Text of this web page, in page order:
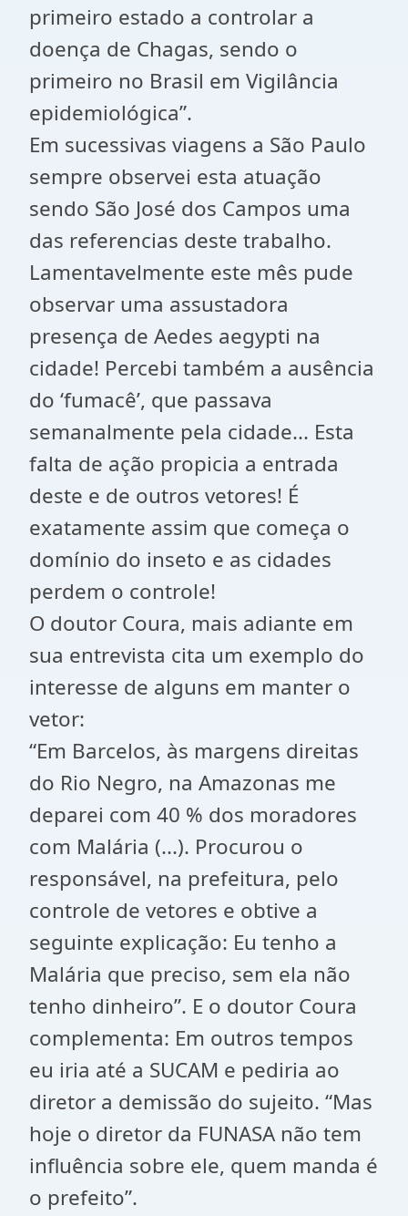
primeiro estado a controlar a
doença de Chagas, sendo o
primeiro no Brasil em Vigilância
epidemiológica”.
Em sucessivas viagens a São Paulo
sempre observei esta atuação
sendo São José dos Campos uma
das referencias deste trabalho.
Lamentavelmente este mês pude
observar uma assustadora
presença de Aedes aegypti na
cidade! Percebi também a ausência
do ‘fumacê’, que passava
semanalmente pela cidade... Esta
falta de ação propicia a entrada
deste e de outros vetores! É
exatamente assim que começa o
domínio do inseto e as cidades
perdem o controle!
O doutor Coura, mais adiante em
sua entrevista cita um exemplo do
interesse de alguns em manter o
vetor:
“Em Barcelos, às margens direitas
do Rio Negro, na Amazonas me
deparei com 40 % dos moradores
com Malária (...). Procurou o
responsável, na prefeitura, pelo
controle de vetores e obtive a
seguinte explicação: Eu tenho a
Malária que preciso, sem ela não
tenho dinheiro”. E o doutor Coura
complementa: Em outros tempos
eu iria até a SUCAM e pediria ao
diretor a demissão do sujeito. “Mas
hoje o diretor da FUNASA não tem
influência sobre ele, quem manda é
o prefeito”.